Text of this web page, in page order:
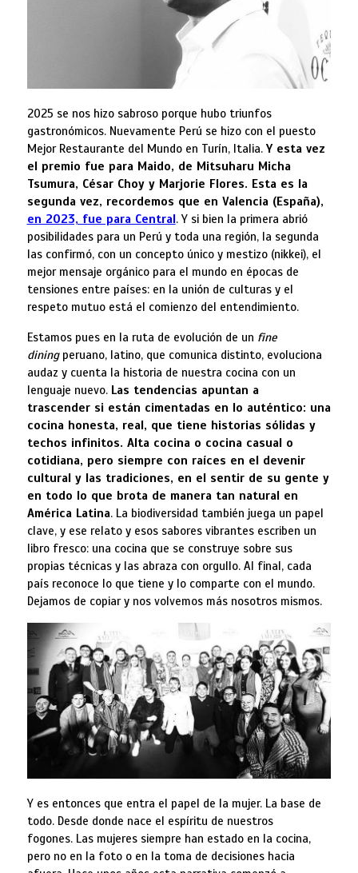
2025 se nos hizo sabroso porque hubo triunfos
gastronómicos. Nuevamente Perú se hizo con el puesto
Mejor Restaurante del Mundo en Turín, Italia. Y esta vez
el premio fue para Maido, de Mitsuharu Micha
Tsumura, César Choy y Marjorie Flores. Esta es la
segunda vez, recordemos que en Valencia (España),
en 2023, fue para Central. Y si bien la primera abrió
posibilidades para un Perú y toda una región, la segunda
las confirmó, con un concepto único y mestizo (nikkei), el
mejor mensaje orgánico para el mundo en épocas de
tensiones entre países: en la unión de culturas y el
respeto mutuo está el comienzo del entendimiento.
Estamos pues en la ruta de evolución de un fine
diningperuano, latino, que comunica distinto, evoluciona
audaz y cuenta la historia de nuestra cocina con un
lenguaje nuevo. Las tendencias apuntan a
trascender si están cimentadas en lo auténtico: una
cocina honesta, real, que tiene historias sólidas y
techos infinitos. Alta cocina o cocina casual o
cotidiana, pero siempre con raíces en el devenir
cultural y las tradiciones, en el sentir de su gente y
en todo lo que brota de manera tan natural en
América Latina. La biodiversidad también juega un papel
clave, y ese relato y esos sabores vibrantes escriben un
libro fresco: una cocina que se construye sobre sus
propias técnicas y las abraza con orgullo. Al final, cada
país reconoce lo que tiene y lo comparte con el mundo.
Dejamos de copiar y nos volvemos más nosotros mismos.
Y es entonces que entra el papel de la mujer. La base de
todo. Desde donde nace el espíritu de nuestros
fogones. Las mujeres siempre han estado en la cocina,
pero no en la foto o en la toma de decisiones hacia